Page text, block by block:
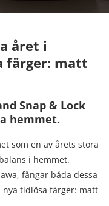
året i
färger: matt
Snap & Lock
hemmet.
som en av årets stora
i hemmet.
fångar båda dessa
tidlösa färger: matt